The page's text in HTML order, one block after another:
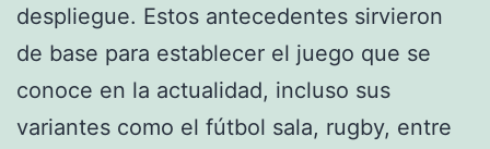
despliegue. Estos antecedentes sirvieron
de base para establecer el juego que se
conoce en la actualidad, incluso sus
variantes como el fútbol sala, rugby, entre